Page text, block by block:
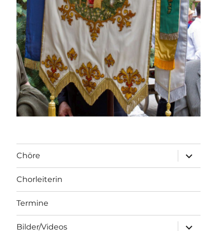
Chöre
öffnen
Chorleiterin
Termine
Bilder/Videos